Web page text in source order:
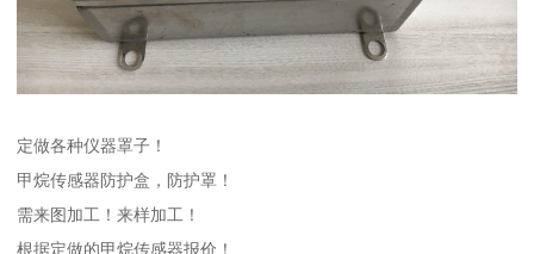
定做各种仪器罩子！
甲烷传感器防护盒，防护罩！
需来图加工！来样加工！
根据定做的甲烷传感器报价！